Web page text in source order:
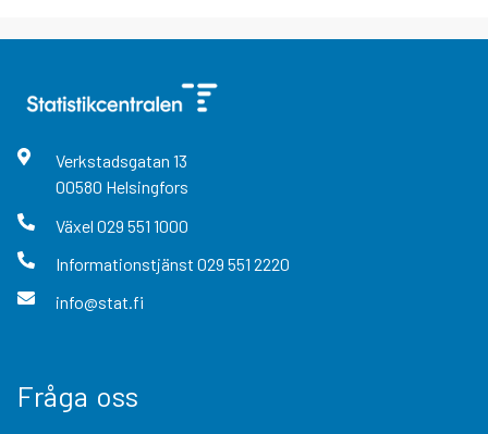
Verkstadsgatan 13
00580 Helsingfors
Växel 029 551 1000
Informationstjänst 029 551 2220
info@stat.fi
Fråga oss